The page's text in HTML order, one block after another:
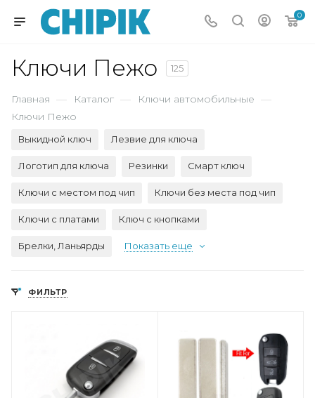
0
Ключи Пежо 125
Главная — Каталог — Ключи автомобильные —
Ключи Пежо
Выкидной ключ Лезвие для ключа
Логотип для ключа Резинки Смарт ключ
Ключи с местом под чип Ключи без места под чип
Ключи с платами Ключ с кнопками
Брелки, Ланьярды Показать еще
ФИЛЬТР